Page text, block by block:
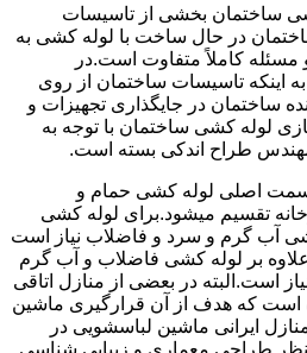
ساختمان بخشی از تاسیسات
در حال ساخت با لوله کشی به
کاملاً متفاوت است.در
اینکه تاسیسات ساختمان از روی
ساختمان در جایگذاری تجهیزات و
لوله کشی ساختمان با توجه به
طراح اندکی بسته است.
اصلی لوله کشی حمام و
تقسیم میشود.برای لوله کشی
آب گرم و سرد و فاضلاب نیاز است
بر لوله کشی فاضلاب و آب گرم
است.البته در بعضی از منازل اتاقی
است که هدف از آن قرارگیری ماشین
ایرانی ماشین لباسشویی در